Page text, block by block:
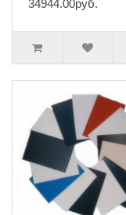
34944.00руб.